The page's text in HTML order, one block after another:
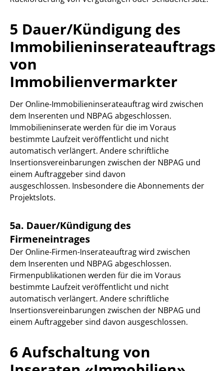
5 Dauer/Kündigung des
Immobilieninserateauftrags
von
Immobilienvermarkter
Der Online-Immobilieninserateauftrag wird zwischen
dem Inserenten und NBPAG abgeschlossen.
Immobilieninserate werden für die im Voraus
bestimmte Laufzeit veröffentlicht und nicht
automatisch verlängert. Andere schriftliche
Insertionsvereinbarungen zwischen der NBPAG und
einem Auftraggeber sind davon
ausgeschlossen. Insbesondere die Abonnements der
Projektslots.
5a. Dauer/Kündigung des
Firmeneintrages
Der Online-Firmen-Inserateauftrag wird zwischen
dem Inserenten und NBPAG abgeschlossen.
Firmenpublikationen werden für die im Voraus
bestimmte Laufzeit veröffentlicht und nicht
automatisch verlängert. Andere schriftliche
Insertionsvereinbarungen zwischen der NBPAG und
einem Auftraggeber sind davon ausgeschlossen.
6 Aufschaltung von